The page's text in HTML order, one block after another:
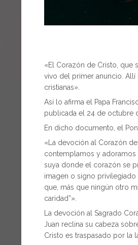
«El Corazón de Cristo,
vivo del primer anuncio. Allí
cristianas».
Así lo afirma el Papa
publicada el 24 de octubre
En dicho documento, el
«La devoción al Corazón
contemplamos y adoramos
suya donde el corazón se
imagen o signo
que, más que ningún otro
caridad”».
La devoción al Sagrado
Juan reclina su cabeza
Cristo es traspasado por la